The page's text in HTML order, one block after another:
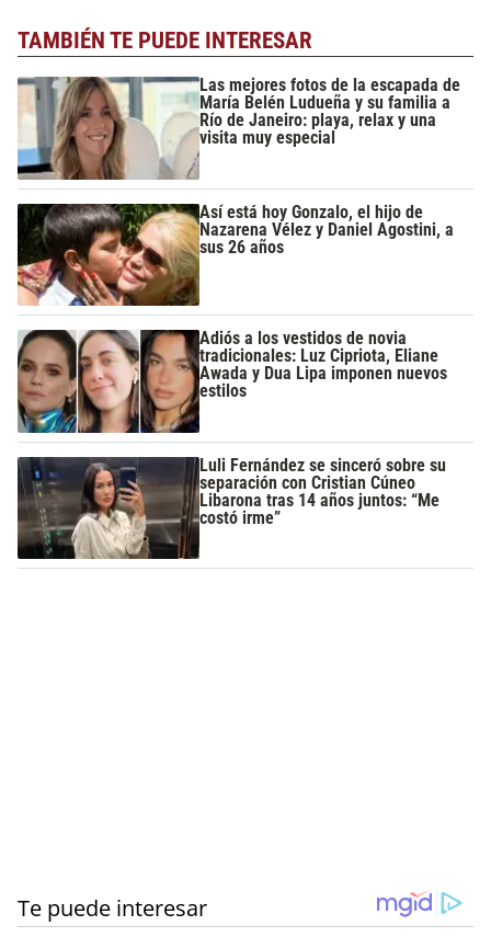
TAMBIÉN TE PUEDE INTERESAR
Las mejores fotos de la escapada de
María Belén Ludueña y su familia a
Río de Janeiro: playa, relax y una
visita muy especial
Así está hoy Gonzalo, el hijo de
Nazarena Vélez y Daniel Agostini, a
sus 26 años
Adiós a los vestidos de novia
tradicionales: Luz Cipriota, Eliane
Awada y Dua Lipa imponen nuevos
estilos
Luli Fernández se sinceró sobre su
separación con Cristian Cúneo
Libarona tras 14 años juntos: “Me
costó irme”